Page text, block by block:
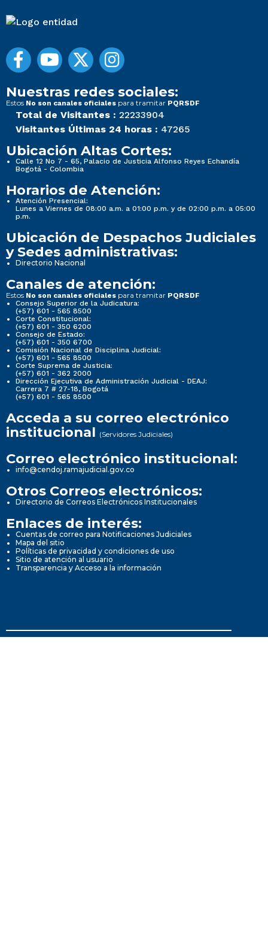
Nuestras redes sociales:
Estos No son canales oficiales para tramitar PQRSDF
Total de Visitantes : 22233904
Visitantes Últimas 24 horas : 47265
Ubicación Altas Cortes:
Calle 12 No 7 - 65, Palacio de Justicia Alfonso Reyes Echandía
Bogotá - Colombia
Horarios de Atención:
Atención Presencial:
Lunes a Viernes de 08:00 a.m. a 01:00 p.m. y de 02:00 p.m. a 05:00
p.m.
Ubicación de Despachos Judiciales
y Sedes administrativas:
Directorio Nacional
Canales de atención:
Estos No son canales oficiales para tramitar PQRSDF
Consejo Superior de la Judicatura:
(+57) 601 - 565 8500
Corte Constitucional:
(+57) 601 - 350 6200
Consejo de Estado:
(+57) 601 - 350 6700
Comisión Nacional de Disciplina Judicial:
(+57) 601 - 565 8500
Corte Suprema de Justicia:
(+57) 601 - 362 2000
Dirección Ejecutiva de Administración Judicial - DEAJ:
Carrera 7 # 27-18, Bogotá
(+57) 601 - 565 8500
Acceda a su correo electrónico
institucional (Servidores Judiciales)
Correo electrónico institucional:
info@cendoj.ramajudicial.gov.co
Otros Correos electrónicos:
Directorio de Correos Electrónicos Institucionales
Enlaces de interés:
Cuentas de correo para Notificaciones Judiciales
Mapa del sitio
Políticas de privacidad y condiciones de uso
Sitio de atención al usuario
Transparencia y Acceso a la información